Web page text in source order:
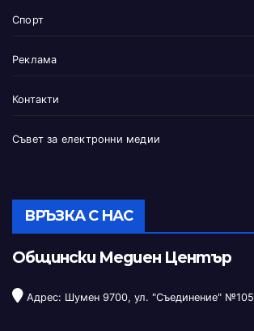
Спорт
Реклама
Контакти
Съвет за електронни медии
ВРЪЗКА С НАС
Общински Медиен Център
Адрес: Шумен 9700, ул. "Съединение" №105